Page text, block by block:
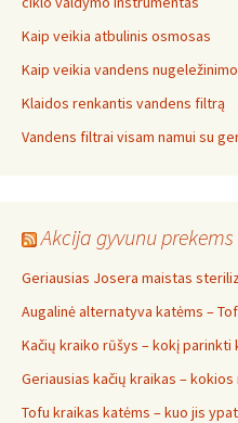
Kaip veikia atbulinis osmosas
Kaip veikia vandens
Klaidos renkantis vandens filtrą
Vandens filtrai visam namui su
Akcija gyvunu prekems
Geriausias Josera maistas
Augalinė alternatyva katėms –
Kačių kraiko rūšys – kokį parinkti
Geriausias kačių kraikas – kokios
Tofu kraikas katėms – kuo jis